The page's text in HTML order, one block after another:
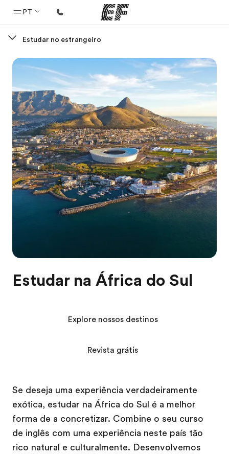
PT
Bem-vindo à EF
Programas
Saiba tudo que oferecemos
Escritórios
Encontre um escritório
Sobre nós
Quem somos
Carreiras
Estudar no estrangeiro
Estudar na África do Sul
Se deseja uma experiência verdadeiramente
exótica, estudar na África do Sul é a melhor
forma de a concretizar. Combine o seu curso
de inglês com uma experiência neste país tão
rico natural e culturalmente. Desenvolvemos
Explore nossos destinos
Revista grátis